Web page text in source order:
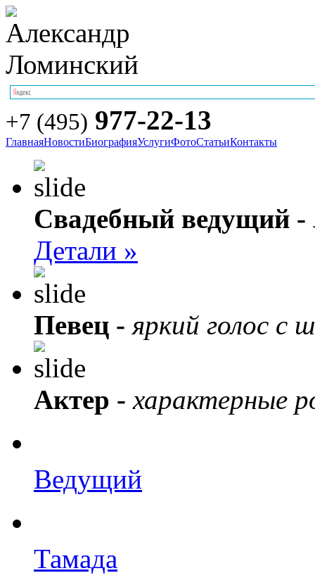
+7 (495) 977-22-13
ГлавнаяНовостиБиографияУслугиФотоСтатьиКонтакты
Свадебный ведущий -
Детали »
Певец - яркий голос с
Актер - характерные
Ведущий
Тамада